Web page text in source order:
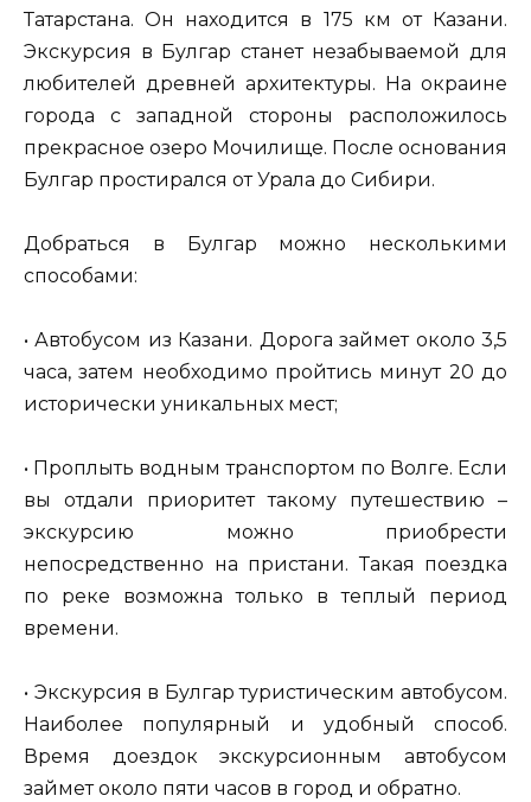
Татарстана. Он находится в 175 км от Казани.
Экскурсия в Булгар станет незабываемой для
любителей древней архитектуры. На окраине
города с западной стороны расположилось
прекрасное озеро Мочилище. После основания
Булгар простирался от Урала до Сибири.
Добраться в Булгар можно несколькими
способами:
• Автобусом из Казани. Дорога займет около 3,5
часа, затем необходимо пройтись минут 20 до
исторически уникальных мест;
• Проплыть водным транспортом по Волге. Если
вы отдали приоритет такому путешествию –
экскурсию можно приобрести
непосредственно на пристани. Такая поездка
по реке возможна только в теплый период
времени.
• Экскурсия в Булгар туристическим автобусом.
Наиболее популярный и удобный способ.
Время доездок экскурсионным автобусом
займет около пяти часов в город и обратно.